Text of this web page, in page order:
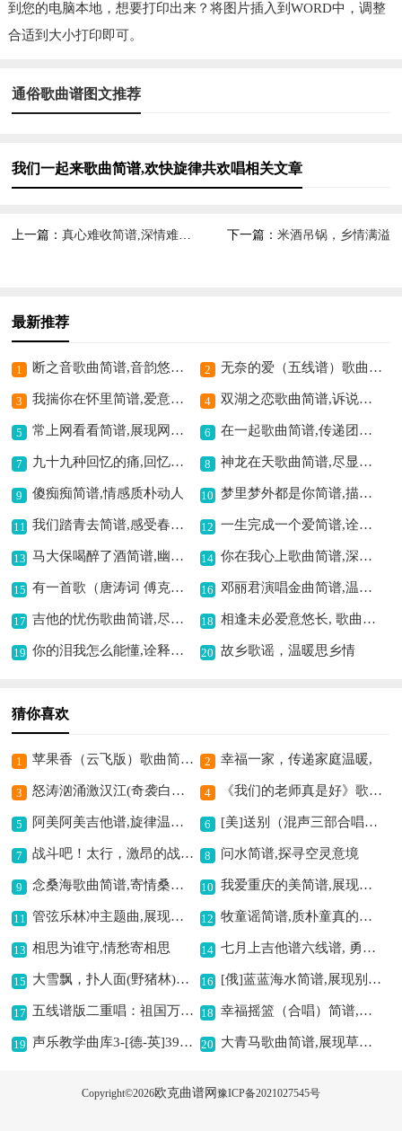
到您的电脑本地，想要打印出来？将图片插入到WORD中，调整
合适到大小打印即可。
通俗歌曲谱图文推荐
我们一起来歌曲简谱,欢快旋律共欢唱相关文章
上一篇：真心难收简谱,深情难再追回 下一篇： 米酒吊锅，乡情满溢
最新推荐
1 断之音歌曲简谱,音韵悠远意长 2 无奈的爱（五线谱）歌曲简谱,唱出爱之无奈
3 我揣你在怀里简谱,爱意温暖动人 4 双湖之恋歌曲简谱,诉说湖畔深情
5 常上网看看简谱,展现网络温情 6 在一起歌曲简谱,传递团结情谊
7 九十九种回忆的痛,回忆伤痛的写照 8 神龙在天歌曲简谱,尽显英豪气概
9 傻痴痴简谱,情感质朴动人 10 梦里梦外都是你简谱,描绘深情爱意
11 我们踏青去简谱,感受春日活力 12 一生完成一个爱简谱,诠释深情之爱恋
13 马大保喝醉了酒简谱,幽默诙谐显趣味 14 你在我心上歌曲简谱,深情旋律诉衷肠
15 有一首歌（唐涛词 傅克明曲）歌曲简谱,温情旋律暖人心 16 邓丽君演唱金曲简谱,温婉深情动人
17 吉他的忧伤歌曲简谱,尽显落寞与哀愁 18 相逢未必爱意悠长, 歌曲简谱
19 你的泪我怎么能懂,诠释悲伤情感 20 故乡歌谣，温暖思乡情
猜你喜欢
1 苹果香（云飞版）歌曲简谱,传递丰收喜悦情 2 幸福一家，传递家庭温暖,
3 怒涛汹涌激汉江(奇袭白虎团崔大娘唱段)简谱京剧,展现英勇斗争情 4 《我们的老师真是好》歌曲简谱，歌颂师恩的佳作
5 阿美阿美吉他谱,旋律温馨动人 6 [美]送别（混声三部合唱）简谱,经典送别歌曲展现离情
7 战斗吧！太行，激昂的战歌, 8 问水简谱,探寻空灵意境
9 念桑海歌曲简谱,寄情桑海之韵 10 我爱重庆的美简谱,展现巴渝风情
11 管弦乐林冲主题曲,展现英雄气概 12 牧童谣简谱,质朴童真的旋律
13 相思为谁守,情愁寄相思 14 七月上吉他谱六线谱, 勇敢逐梦之歌
15 大雪飘，扑人面(野猪林)林冲唱段)简谱京剧,尽显林冲悲愤情 16 [俄]蓝蓝海水简谱,展现别样风情
17 五线谱版二重唱：祖国万岁,歌颂祖国的赞歌 18 幸福摇篮（合唱）简谱,传递温暖合唱曲
19 声乐教学曲库3-[德-英]39天使永远生光彩（正谱）简谱,展现天使光彩之曲 20 大青马歌曲简谱,展现草原骏马英姿
Copyright©2026欧克曲谱网 豫ICP备2021027545号